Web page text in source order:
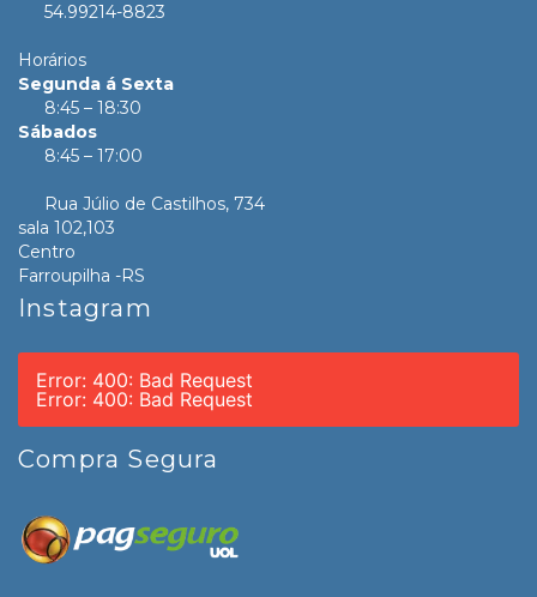
54.99214-8823
Horários
Segunda á Sexta
8:45 – 18:30
Sábados
8:45 – 17:00
Rua Júlio de Castilhos, 734
sala 102,103
Centro
Farroupilha -RS
Instagram
Error: 400: Bad Request
Error: 400: Bad Request
Compra Segura